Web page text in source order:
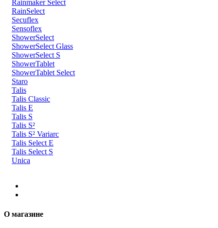
Rainmaker Select
RainSelect
Secuflex
Sensoflex
ShowerSelect
ShowerSelect Glass
ShowerSelect S
ShowerTablet
ShowerTablet Select
Staro
Talis
Talis Classic
Talis E
Talis S
Talis S²
Talis S² Variarc
Talis Select E
Talis Select S
Unica
О магазине